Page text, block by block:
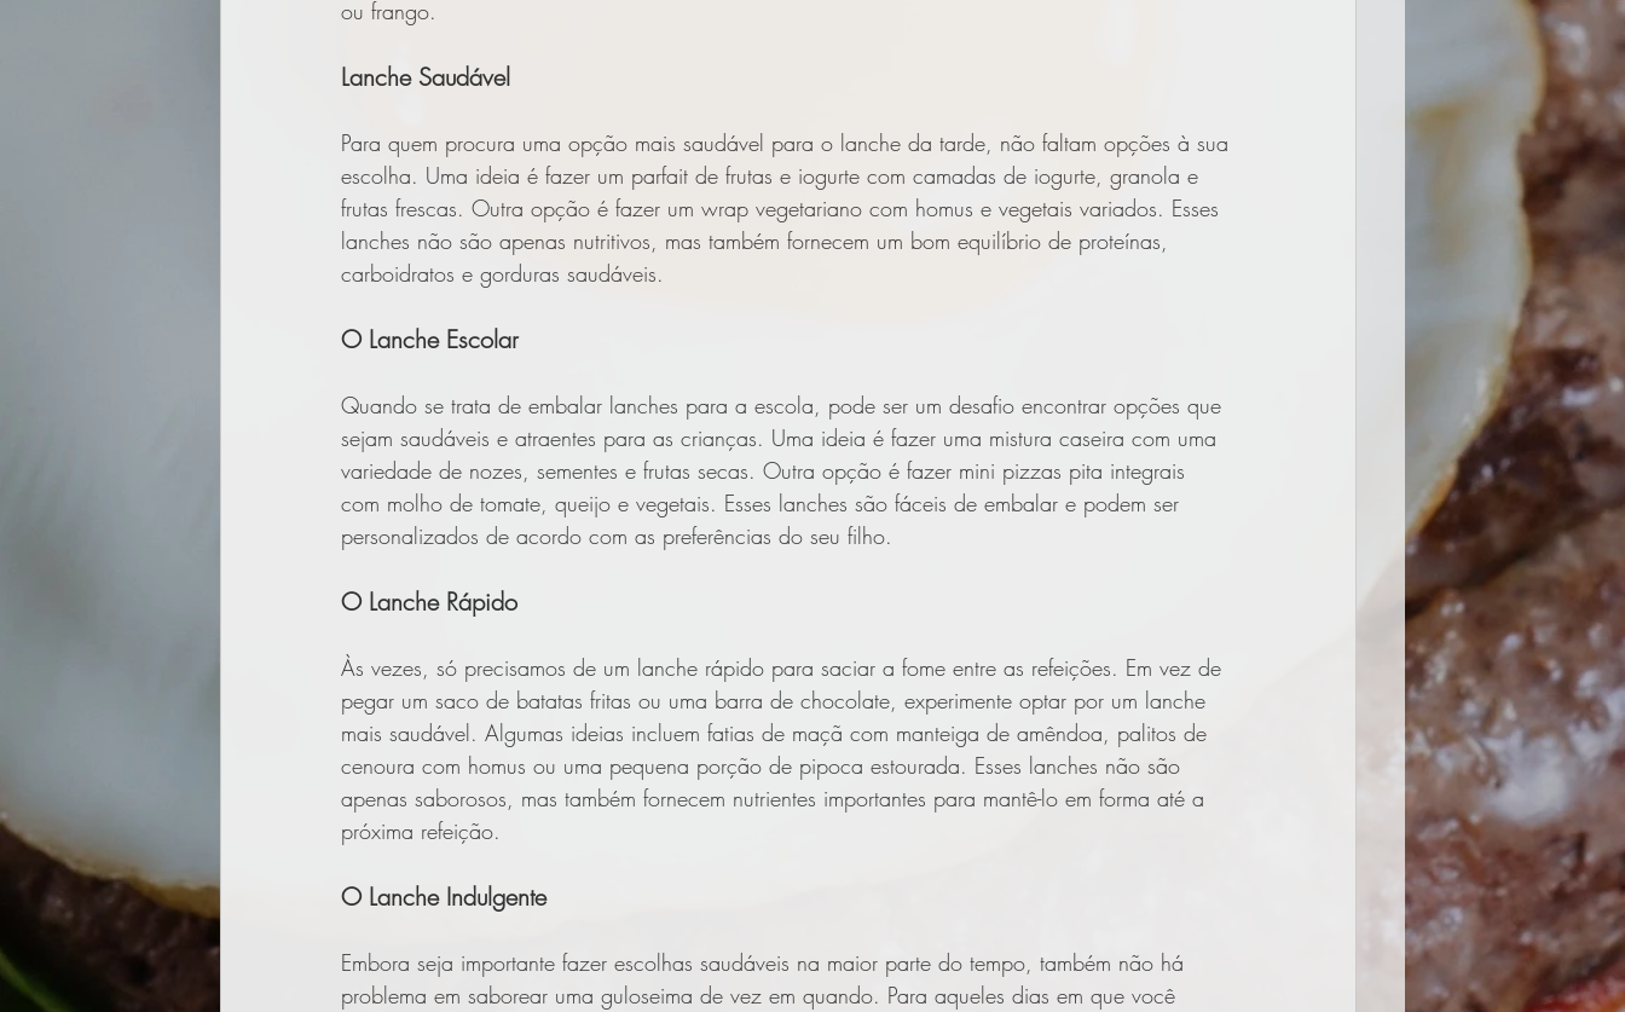
ou frango.
Lanche Saudável
Para quem procura uma opção mais saudável para o lanche da tarde, não faltam opções à sua
escolha. Uma ideia é fazer um parfait de frutas e iogurte com camadas de iogurte, granola e
frutas frescas. Outra opção é fazer um wrap vegetariano com homus e vegetais variados. Esses
lanches não são apenas nutritivos, mas também fornecem um bom equilíbrio de proteínas,
carboidratos e gorduras saudáveis.
O Lanche Escolar
Quando se trata de embalar lanches para a escola, pode ser um desafio encontrar opções que
sejam saudáveis e atraentes para as crianças. Uma ideia é fazer uma mistura caseira com uma
variedade de nozes, sementes e frutas secas. Outra opção é fazer mini pizzas pita integrais
com molho de tomate, queijo e vegetais. Esses lanches são fáceis de embalar e podem ser
personalizados de acordo com as preferências do seu filho.
O Lanche Rápido
Às vezes, só precisamos de um lanche rápido para saciar a fome entre as refeições. Em vez de
pegar um saco de batatas fritas ou uma barra de chocolate, experimente optar por um lanche
mais saudável. Algumas ideias incluem fatias de maçã com manteiga de amêndoa, palitos de
cenoura com homus ou uma pequena porção de pipoca estourada. Esses lanches não são
apenas saborosos, mas também fornecem nutrientes importantes para mantê-lo em forma até a
próxima refeição.
O Lanche Indulgente
Embora seja importante fazer escolhas saudáveis na maior parte do tempo, também não há
problema em saborear uma guloseima de vez em quando. Para aqueles dias em que você